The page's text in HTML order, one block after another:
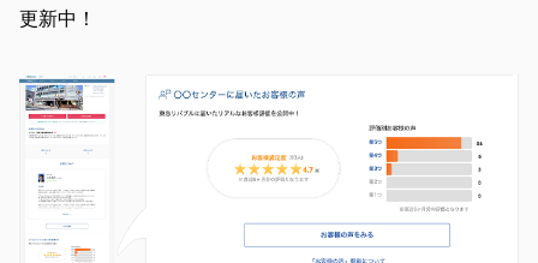
てまいります。
し上げます。
更新中！